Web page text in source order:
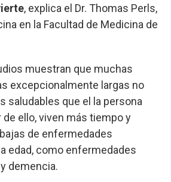
, explica el Dr. Thomas Perls,
en la Facultad de Medicina de
muestran que muchas
excepcionalmente largas no
saludables que el la persona
de ello, viven más tiempo y
de enfermedades
edad, como enfermedades
demencia.